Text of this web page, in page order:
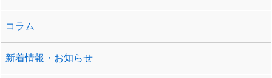
コラム
新着情報・お知らせ